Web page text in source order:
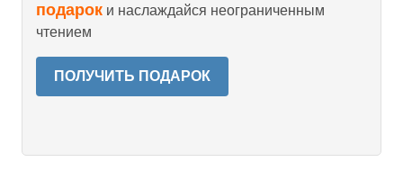
подарок и наслаждайся неограниченным
чтением
ПОЛУЧИТЬ ПОДАРОК